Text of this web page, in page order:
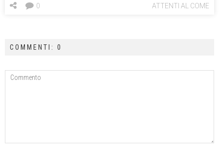
ATTENTI AL COME
0
COMMENTI: 0